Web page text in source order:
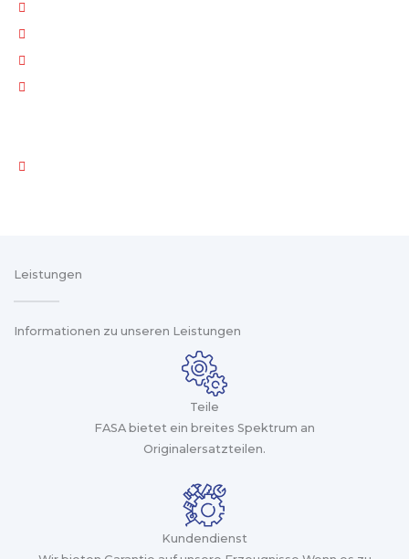
Leistungen
Informationen zu unseren Leistungen
Teile
FASA bietet ein breites Spektrum an
Originalersatzteilen.
Kundendienst